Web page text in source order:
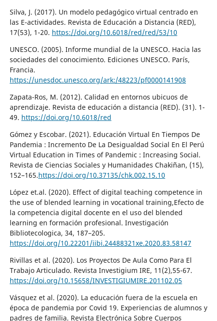
Silva, J. (2017). Un modelo pedagógico virtual centrado en
las E-actividades. Revista de Educación a Distancia (RED),
17(53), 1-20. https://doi.org/10.6018/red/red/53/10
UNESCO. (2005). Informe mundial de la UNESCO. Hacia las
sociedades del conocimiento. Ediciones UNESCO. París,
Francia.
https://unesdoc.unesco.org/ark:/48223/pf0000141908
Zapata-Ros, M. (2012). Calidad en entornos ubicuos de
aprendizaje. Revista de educación a distancia (RED). (31). 1-
49. https://doi.org/10.6018/red
Gómez y Escobar. (2021). Educación Virtual En Tiempos De
Pandemia : Incremento De La Desigualdad Social En El Perú
Virtual Education in Times of Pandemic : Increasing Social.
Revista de Ciencias Sociales y Humanidades Chakiñan, (15),
152–165.https://doi.org/10.37135/chk.002.15.10
López et.al. (2020). Effect of digital teaching competence in
the use of blended learning in vocational training,Efecto de
la competencia digital docente en el uso del blended
learning en formación profesional. Investigación
Bibliotecologica, 34, 187–205.
https://doi.org/10.22201/iibi.24488321xe.2020.83.58147
Rivillas et al. (2020). Los Proyectos De Aula Como Para El
Trabajo Articulado. Revista Investigium IRE, 11(2),55-67.
https://doi.org/10.15658/INVESTIGIUMIRE.201102.05
Vásquez et al. (2020). La educación fuera de la escuela en
época de pandemia por Covid 19. Experiencias de alumnos y
padres de familia. Revista Electrónica Sobre Cuerpos